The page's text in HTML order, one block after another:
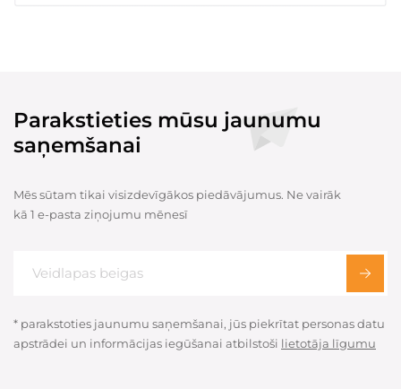
Parakstieties mūsu jaunumu
saņemšanai
Mēs sūtam tikai visizdevīgākos piedāvājumus. Ne vairāk
kā 1 e-pasta ziņojumu mēnesī
* parakstoties jaunumu saņemšanai, jūs piekrītat personas datu
apstrādei un informācijas iegūšanai atbilstoši lietotāja līgumu